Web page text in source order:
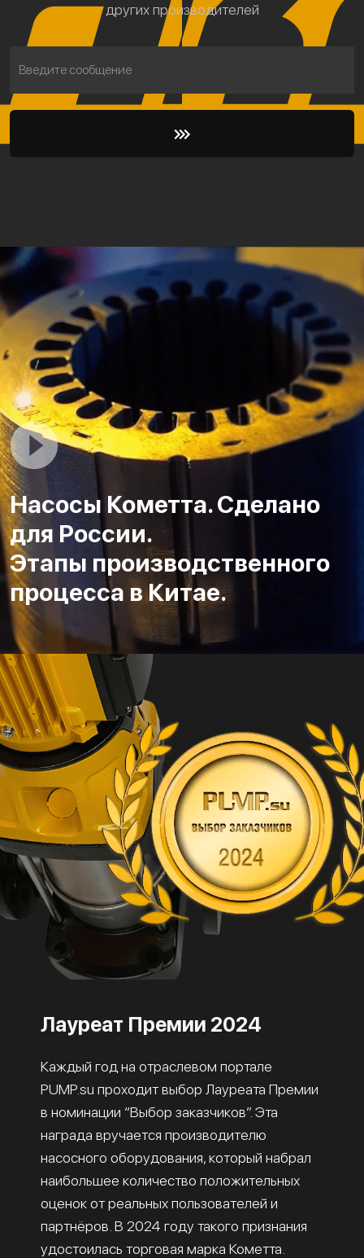
других производителей
Введите сообщение
Насосы Кометта. Сделано
для России.
Этапы производственного
процесса в Китае.
Лауреат Премии 2024
Каждый год на отраслевом портале
PUMP.su проходит выбор Лауреата Премии
в номинации “Выбор заказчиков”. Эта
награда вручается производителю
насосного оборудования, который набрал
наибольшее количество положительных
оценок от реальных пользователей и
партнёров. В 2024 году такого признания
удостоилась торговая марка Кометта.